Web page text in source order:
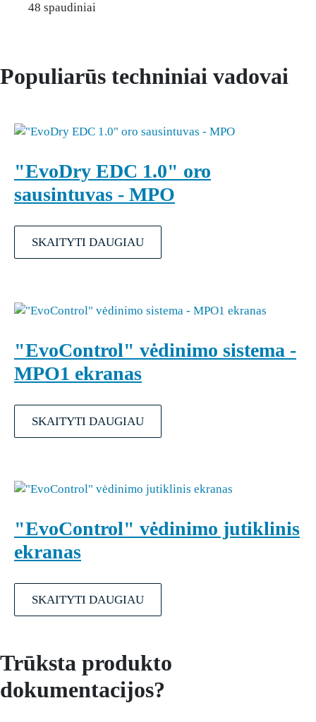
48 spaudiniai
Populiarūs techniniai vadovai
"EvoDry EDC 1.0" oro
sausintuvas - MPO
SKAITYTI DAUGIAU
"EvoControl" vėdinimo sistema -
MPO1 ekranas
SKAITYTI DAUGIAU
"EvoControl" vėdinimo jutiklinis
ekranas
SKAITYTI DAUGIAU
Trūksta produkto
dokumentacijos?